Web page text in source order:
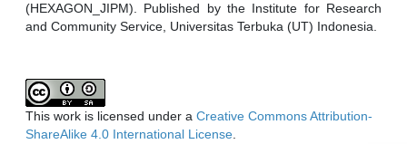
(HEXAGON_JIPM). Published by the Institute for Research
and Community Service, Universitas Terbuka (UT) Indonesia.
This work is licensed under a Creative Commons Attribution-
ShareAlike 4.0 International License